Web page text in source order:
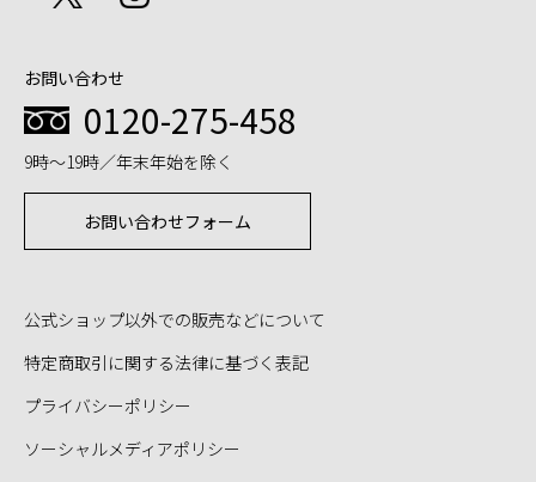
お問い合わせ
0120-275-458
9時～19時／年末年始を除く
お問い合わせフォーム
公式ショップ以外での販売などについて
特定商取引に関する法律に基づく表記
プライバシーポリシー
ソーシャルメディアポリシー